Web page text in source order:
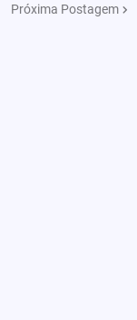
Próxima Postagem